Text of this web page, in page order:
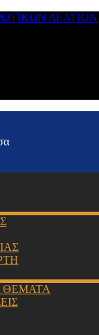
ΔΕΛΤΙΩΝ
ΘΕΜΑΤΑ